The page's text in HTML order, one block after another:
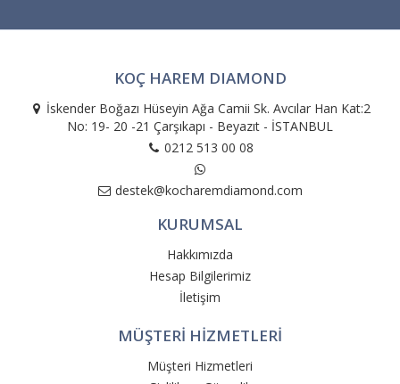
KOÇ HAREM DIAMOND
İskender Boğazı Hüseyin Ağa Camii Sk. Avcılar Han Kat:2
No: 19- 20 -21 Çarşıkapı - Beyazıt - İSTANBUL
0212 513 00 08
destek@kocharemdiamond.com
KURUMSAL
Hakkımızda
Hesap Bilgilerimiz
İletişim
MÜŞTERİ HİZMETLERİ
Müşteri Hizmetleri